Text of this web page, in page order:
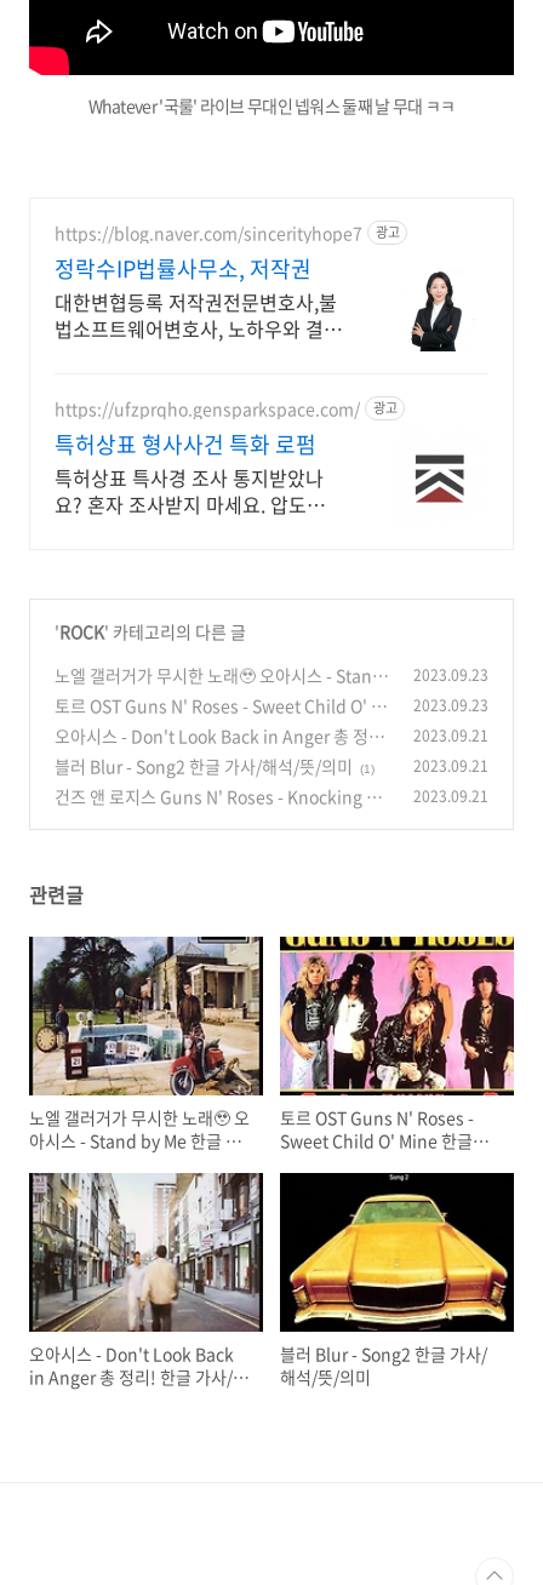
Whatever '국룰' 라이브 무대인 넵워스 둘째 날 무대 ㅋㅋ
https://blog.naver.com/sincerityhope7 광고
정락수IP법률사무소, 저작권
대한변협등록 저작권전문변호사,불
법소프트웨어변호사, 노하우와 결과
https://ufzprqho.gensparkspace.com/ 광고
특허상표 형사사건 특화 로펌
특허상표 특사경 조사 통지받았나
요? 혼자 조사받지 마세요. 압도적인
'ROCK' 카테고리의 다른 글
노엘 갤러거가 무시한 노래🥹 오아시스 - Stand
by Me 한글 가사/해석/뜻/의미
(0)
2023.09.23
토르 OST Guns N' Roses - Sweet Child O' Mi
ne 한글가사/해석/뜻/의미 (0)
2023.09.23
오아시스 - Don't Look Back in Anger 총 정리!
한글 가사/해석/뜻/의미 (0)
2023.09.21
블러 Blur - Song2 한글 가사/해석/뜻/의미 (1) 2023.09.21
건즈 앤 로지스 Guns N' Roses - Knocking on
2023.09.21
관련글
노엘 갤러거가 무시한 노래🥹 오
아시스 - Stand by Me 한글 가
토르 OST Guns N' Roses -
Sweet Child O' Mine 한글가
오아시스 - Don't Look Back
in Anger 총 정리! 한글 가사/해
블러 Blur - Song2 한글 가사/
해석/뜻/의미